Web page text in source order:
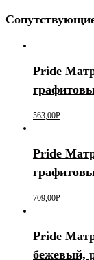
Pride
563,00Р
Pride
709,00Р
Pride
бежевый,